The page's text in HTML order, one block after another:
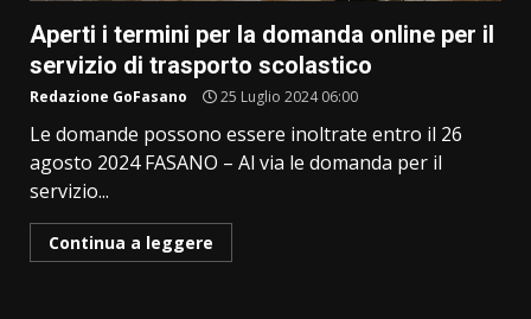
Aperti i termini per la domanda online per il
servizio di trasporto scolastico
Redazione GoFasano 25 Luglio 2024 06:00
Le domande possono essere inoltrate entro il 26
agosto 2024 FASANO – Al via le domanda per il
servizio...
Continua a leggere